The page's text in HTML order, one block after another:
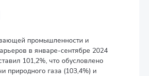
промышленности и
в январе-сентябре 2024
101,2%, что обусловлено
природного газа (103,4%) и